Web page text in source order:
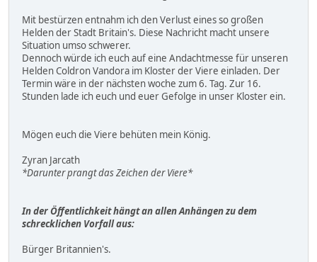
Mit bestürzen entnahm ich den Verlust eines so großen
Helden der Stadt Britain's. Diese Nachricht macht unsere
Situation umso schwerer.
Dennoch würde ich euch auf eine Andachtmesse für unseren
Helden Coldron Vandora im Kloster der Viere einladen. Der
Termin wäre in der nächsten woche zum 6. Tag. Zur 16.
Stunden lade ich euch und euer Gefolge in unser Kloster ein.
Mögen euch die Viere behüten mein König.
Zyran Jarcath
*Darunter prangt das Zeichen der Viere*
In der Öffentlichkeit hängt an allen Anhängen zu dem
schrecklichen Vorfall aus:
Bürger Britannien's.